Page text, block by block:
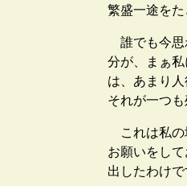
繁盛一途を
誰でも今思
分が、まぁ
は、あまり
それが一つも
これは私の
お願いをし
出したわけ